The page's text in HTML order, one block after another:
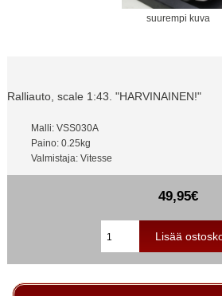
suurempi kuva
Ralliauto, scale 1:43. "HARVINAINEN!"
Malli: VSS030A
Paino: 0.25kg
Valmistaja: Vitesse
49,95€